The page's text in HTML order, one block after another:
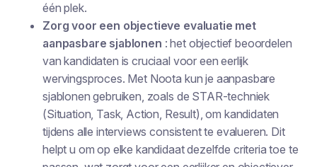
één plek.
Zorg voor een objectieve evaluatie met
aanpasbare sjablonen : het objectief beoordelen
van kandidaten is cruciaal voor een eerlijk
wervingsproces. Met Noota kun je aanpasbare
sjablonen gebruiken, zoals de STAR-techniek
(Situation, Task, Action, Result), om kandidaten
tijdens alle interviews consistent te evalueren. Dit
helpt u om op elke kandidaat dezelfde criteria toe te